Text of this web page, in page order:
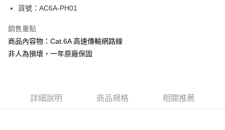
Google Pay
全家取貨付款
每筆NT$60，滿NT$299(含以上)免運費
貨號：AC6A-PH01
銷售重點
商品內容物：Cat.6A 高速傳輸網路線
非人為損壞，一年原廠保固
詳細說明 商品規格 相關推薦